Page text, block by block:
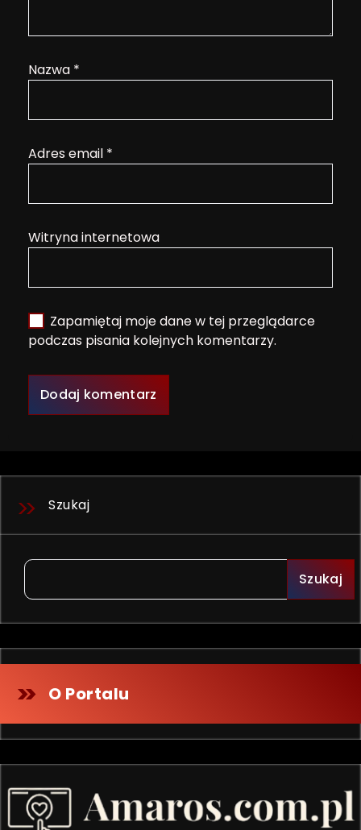
Nazwa *
Adres email *
Witryna internetowa
Zapamiętaj moje dane w tej przeglądarce
podczas pisania kolejnych komentarzy.
Szukaj
Szukaj
O Portalu